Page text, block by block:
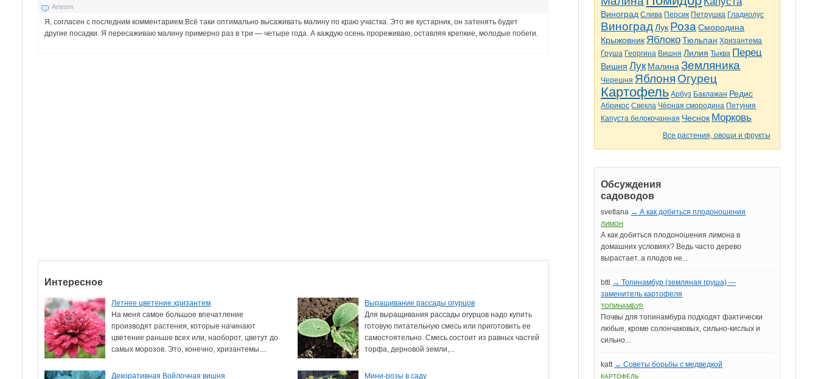
Arteom
Я, согласен с последним комментарием.Всё таки оптимально высаживать малину по краю участка. Это же кустарник, он затенять будет
другие посадки. Я пересаживаю малину примерно раз в три — четыре года. А каждую осень прореживаю, оставляя крепкие, молодые побеги.
Интересное
Летнее цветение хризантем
На меня самое большое впечатление
производят растения, которые начинают
цветение раньше всех или, наоборот, цветут до
самых морозов. Это, конечно, хризантемы....
Выращивание рассады огурцов
Для выращивания рассады огурцов надо купить
готовую питательную смесь или приготовить ее
самостоятельно. Смесь состоит из равных частей
торфа, дерновой земли,...
Декоративная Войлочная вишня Мини-розы в саду
Виноград Слива Персик Петрушка Гладиолус
Виноград Лук Роза Смородина
Крыжовник Яблоко Тюльпан Хризантема
Груша Георгина Вишня Лилия Тыква Перец
Вишня Лук Малина Земляника
Черешня Яблоня Огурец
Картофель Арбуз Баклажан Редис
Абрикос Свекла Чёрная смородина Петуния
Капуста белокочанная Чеснок Морковь
Все растения, овощи и фрукты
Обсуждения
садоводов
svetlana → А как добиться плодоношения
ЛИМОН
А как добиться плодоношения лимона в
домашних условиях? Ведь часто дерево
вырастает. а плодов не...
btti → Топинамбур (земляная груша) —
заменитель картофеля
ТОПИНАМБУР
Почвы для топинамбура подходят фактически
любые, кроме солончаковых, сильно-кислых и
сильно...
katt → Советы борьбы с медведкой
КАРТОФЕЛЬ